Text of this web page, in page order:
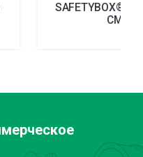
SAFETYBOX®
CM D